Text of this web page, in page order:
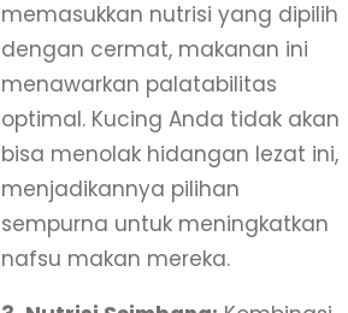
memasukkan nutrisi yang dipilih
dengan cermat, makanan ini
menawarkan palatabilitas
optimal. Kucing Anda tidak akan
bisa menolak hidangan lezat ini,
menjadikannya pilihan
sempurna untuk meningkatkan
nafsu makan mereka.